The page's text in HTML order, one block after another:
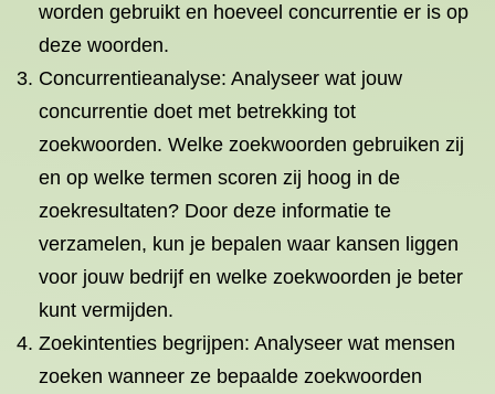
worden gebruikt en hoeveel concurrentie er is op
deze woorden.
Concurrentieanalyse: Analyseer wat jouw
concurrentie doet met betrekking tot
zoekwoorden. Welke zoekwoorden gebruiken zij
en op welke termen scoren zij hoog in de
zoekresultaten? Door deze informatie te
verzamelen, kun je bepalen waar kansen liggen
voor jouw bedrijf en welke zoekwoorden je beter
kunt vermijden.
Zoekintenties begrijpen: Analyseer wat mensen
zoeken wanneer ze bepaalde zoekwoorden